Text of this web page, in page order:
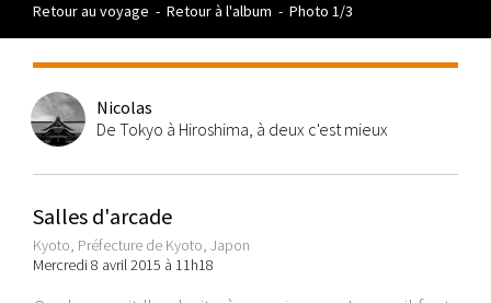
Retour au voyage - Retour à l'album - Photo 1/3
Nicolas
De Tokyo à Hiroshima, à deux c'est mieux
Salles d'arcade
Kyoto, Préfecture de Kyoto, Japon
Mercredi 8 avril 2015 à 11h18